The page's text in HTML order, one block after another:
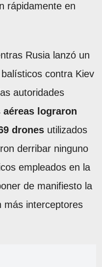
rápidamente en
Rusia lanzó un
contra Kiev
autoridades
aéreas lograron
drones utilizados
derribar ninguno
empleados en la
de manifiesto la
más interceptores